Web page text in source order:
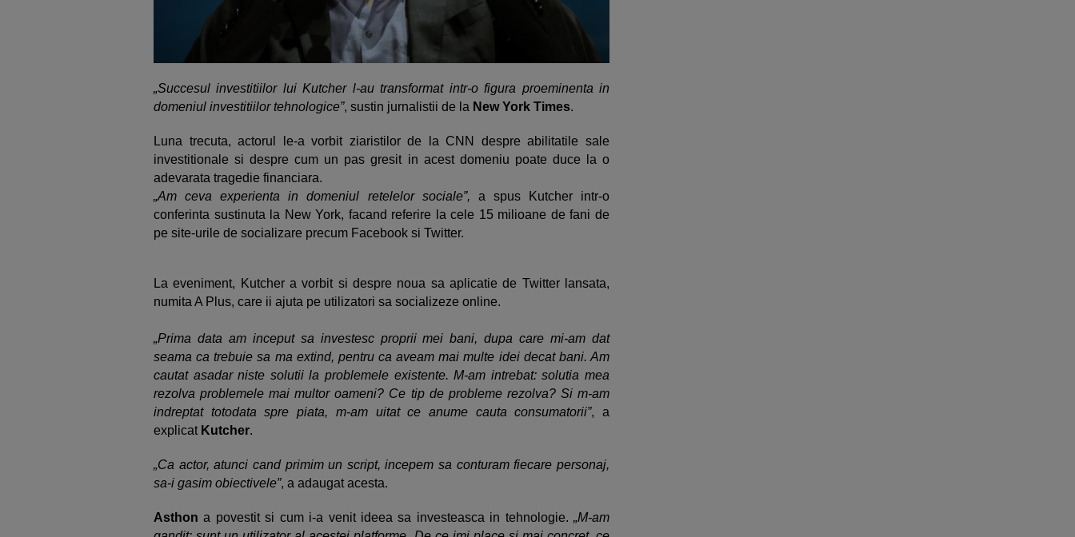
„Succesul investitiilor lui Kutcher l-au transformat intr-o figura proeminenta in
domeniul investitiilor tehnologice”, sustin jurnalistii de la New York Times.
Luna trecuta, actorul le-a vorbit ziaristilor de la CNN despre abilitatile sale
investitionale si despre cum un pas gresit in acest domeniu poate duce la o
adevarata tragedie financiara.
„Am ceva experienta in domeniul retelelor sociale”, a spus Kutcher intr-o
conferinta sustinuta la New York, facand referire la cele 15 milioane de fani de
pe site-urile de socializare precum Facebook si Twitter.
La eveniment, Kutcher a vorbit si despre noua sa aplicatie de Twitter lansata,
numita A Plus, care ii ajuta pe utilizatori sa socializeze online.
„Prima data am inceput sa investesc proprii mei bani, dupa care mi-am dat
seama ca trebuie sa ma extind, pentru ca aveam mai multe idei decat bani. Am
cautat asadar niste solutii la problemele existente. M-am intrebat: solutia mea
rezolva problemele mai multor oameni? Ce tip de probleme rezolva? Si m-am
indreptat totodata spre piata, m-am uitat ce anume cauta consumatorii”, a
explicat Kutcher.
„Ca actor, atunci cand primim un script, incepem sa conturam fiecare personaj,
sa-i gasim obiectivele”, a adaugat acesta.
Asthon a povestit si cum i-a venit ideea sa investeasca in tehnologie. „M-am